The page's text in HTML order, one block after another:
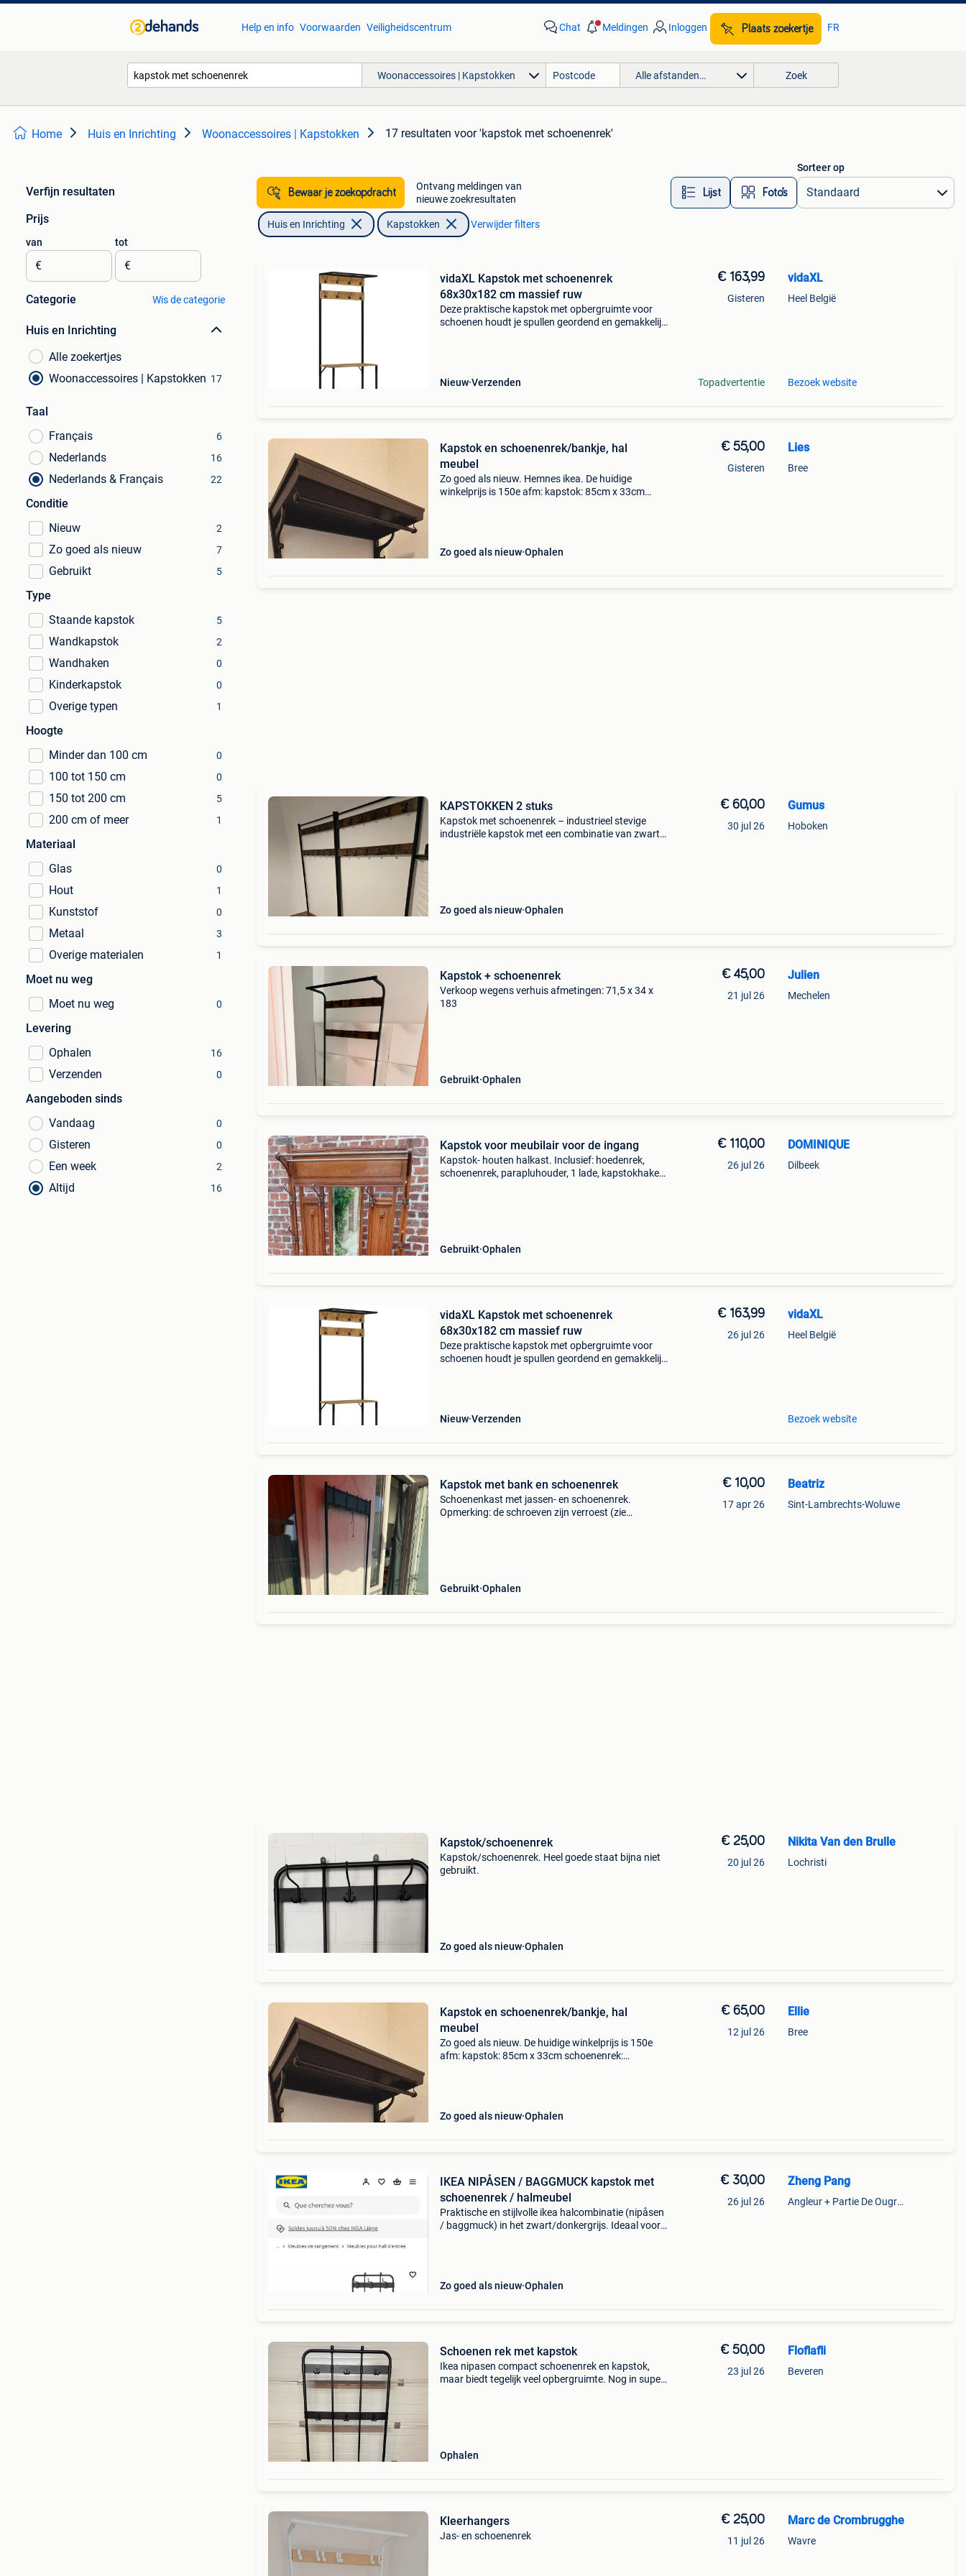
Help en info Voorwaarden Veiligheidscentrum Chat Meldingen Inloggen Plaats zoekertje FR
Woonaccessoires | Kapstokken Alle afstanden… Zoek
Home Huis en Inrichting Woonaccessoires | Kapstokken 17 resultaten voor 'kapstok met schoenenrek'
Verfijn resultaten
Prijs
van
€
tot
€
Categorie Wis de categorie
Huis en Inrichting
Alle zoekertjes
Woonaccessoires | Kapstokken 17
Taal
Français
6
Nederlands 16
Nederlands & Français 22
Conditie
Nieuw
2
Zo goed als nieuw 7
Gebruikt 5
Type
Staande kapstok
5
Wandkapstok 2
Wandhaken 0
Kinderkapstok 0
Overige typen 1
Hoogte
Minder dan 100 cm
0
100 tot 150 cm 0
150 tot 200 cm 5
200 cm of meer 1
Materiaal
Glas
0
Hout 1
Kunststof 0
Metaal 3
Overige materialen 1
Moet nu weg
Moet nu weg
0
Levering
Ophalen
16
Verzenden 0
Aangeboden sinds
Vandaag
0
Gisteren 0
Een week 2
Altijd 16
Bewaar je zoekopdracht
Ontvang meldingen van
nieuwe zoekresultaten
Lijst Foto’s
Sorteer op
Huis en Inrichting Kapstokken Verwijder filters
vidaXL Kapstok met schoenenrek
68x30x182 cm massief ruw
Deze praktische kapstok met opbergruimte voor
schoenen houdt je spullen geordend en gemakkelijk
Nieuw Verzenden
€ 163,99
Gisteren
Topadvertentie
vidaXL
Heel België
Bezoek website
Kapstok en schoenenrek/bankje, hal
meubel
Zo goed als nieuw. Hemnes ikea. De huidige
winkelprijs is 150e afm: kapstok: 85cm x 33cm
Zo goed als nieuw Ophalen
€ 55,00
Gisteren
Lies
Bree
KAPSTOKKEN 2 stuks
Kapstok met schoenenrek – industrieel stevige
industriële kapstok met een combinatie van zwart
Zo goed als nieuw Ophalen
€ 60,00
30 jul 26
Gumus
Hoboken
Kapstok + schoenenrek
Verkoop wegens verhuis afmetingen: 71,5 x 34 x
183
Gebruikt Ophalen
€ 45,00
21 jul 26
Julien
Mechelen
Kapstok voor meubilair voor de ingang
Kapstok- houten halkast. Inclusief: hoedenrek,
schoenenrek, parapluhouder, 1 lade, kapstokhaken
Gebruikt Ophalen
€ 110,00
26 jul 26
DOMINIQUE
Dilbeek
vidaXL Kapstok met schoenenrek
68x30x182 cm massief ruw
Deze praktische kapstok met opbergruimte voor
schoenen houdt je spullen geordend en gemakkelijk
Nieuw Verzenden
€ 163,99
26 jul 26
vidaXL
Heel België
Bezoek website
Kapstok met bank en schoenenrek
Schoenenkast met jassen- en schoenenrek.
Opmerking: de schroeven zijn verroest (zie
Gebruikt Ophalen
€ 10,00
17 apr 26
Beatriz
Sint-Lambrechts-Woluwe
Kapstok/schoenenrek
Kapstok/schoenenrek. Heel goede staat bijna niet
gebruikt.
Zo goed als nieuw Ophalen
€ 25,00
20 jul 26
Nikita Van den Brulle
Lochristi
Kapstok en schoenenrek/bankje, hal
meubel
Zo goed als nieuw. De huidige winkelprijs is 150e
afm: kapstok: 85cm x 33cm schoenenrek:
Zo goed als nieuw Ophalen
€ 65,00
12 jul 26
Ellie
Bree
IKEA NIPÅSEN / BAGGMUCK kapstok met
schoenenrek / halmeubel
Praktische en stijlvolle ikea halcombinatie (nipåsen
/ baggmuck) in het zwart/donkergrijs. Ideaal voor
Zo goed als nieuw Ophalen
€ 30,00
26 jul 26
Zheng Pang
Angleur + Partie De Ougree + Partie De Tilff Et De Embourg
Schoenen rek met kapstok
Ikea nipasen compact schoenenrek en kapstok,
maar biedt tegelijk veel opbergruimte. Nog in super
Ophalen
€ 50,00
23 jul 26
Floflafli
Beveren
Kleerhangers
Jas- en schoenenrek
€ 25,00
11 jul 26
Marc de Crombrugghe
Wavre